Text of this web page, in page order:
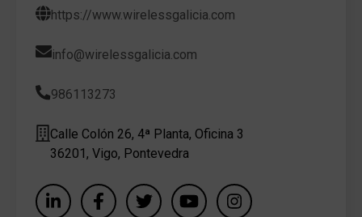
https://www.wirelessgalicia.com
info@wirelessgalicia.com
986113273
Calle Colón 26, 4ª Planta, Oficina 3
36201, Vigo, Pontevedra